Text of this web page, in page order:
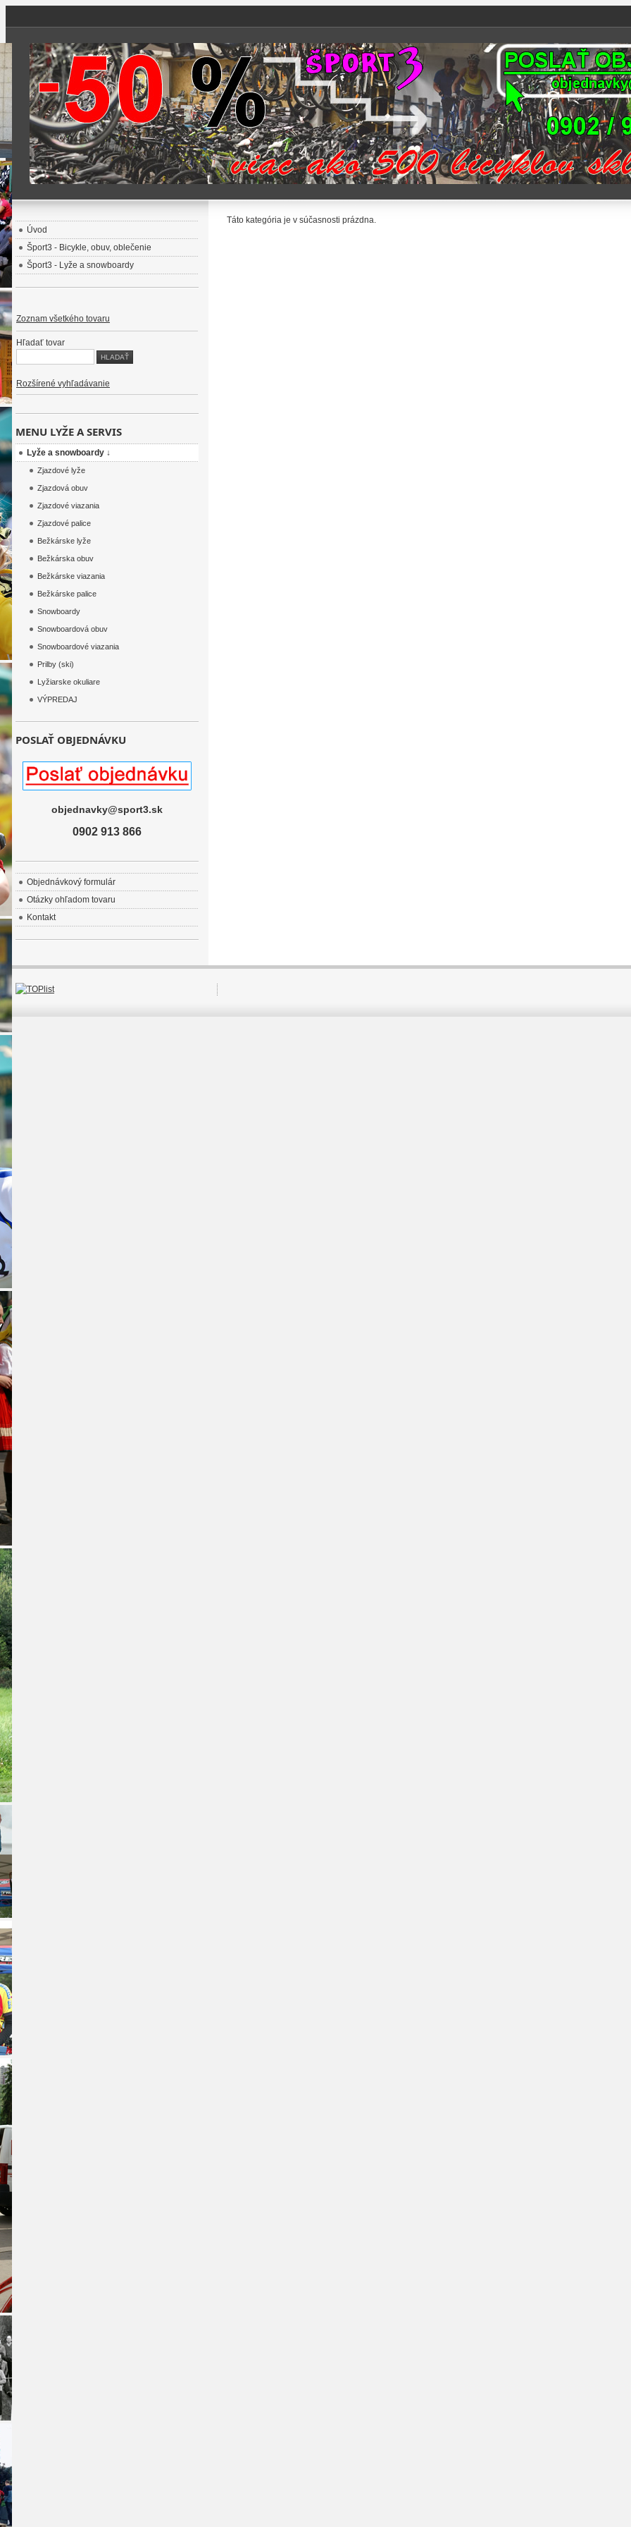
Táto kategória je v súčasnosti prázdna.
Úvod
Šport3 - Bicykle, obuv, oblečenie
Šport3 - Lyže a snowboardy
Zoznam všetkého tovaru
Hľadať tovar
Rozšírené vyhľadávanie
MENU LYŽE A SERVIS
Lyže a snowboardy ↓
Zjazdové lyže
Zjazdová obuv
Zjazdové viazania
Zjazdové palice
Bežkárske lyže
Bežkárska obuv
Bežkárske viazania
Bežkárske palice
Snowboardy
Snowboardová obuv
Snowboardové viazania
Prilby (ski)
Lyžiarske okuliare
VÝPREDAJ
POSLAŤ OBJEDNÁVKU
objednavky@sport3.sk
0902 913 866
Objednávkový formulár
Otázky ohľadom tovaru
Kontakt